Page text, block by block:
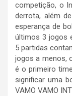
competição, o
derrota, além
esperança de
últimos 3 jogos
5 partidas
jogos a menos,
é o primeiro
significar uma
VAMO VAMO